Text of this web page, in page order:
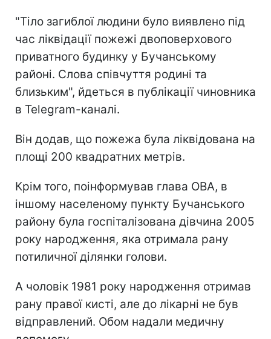
"Тіло загиблої людини було виявлено під
час ліквідації пожежі двоповерхового
приватного будинку у Бучанському
районі. Слова співчуття родині та
близьким", йдеться в публікації чиновника
в Telegram-каналі.
Він додав, що пожежа була ліквідована на
площі 200 квадратних метрів.
Крім того, поінформував глава ОВА, в
іншому населеному пункту Бучанського
району була госпіталізована дівчина 2005
року народження, яка отримала рану
потиличної ділянки голови.
А чоловік 1981 року народження отримав
рану правої кисті, але до лікарні не був
відправлений. Обом надали медичну